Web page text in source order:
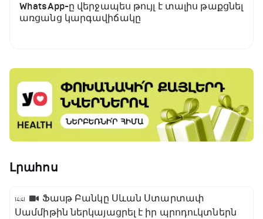
WhatsApp-ը վերջապես թույլ է տալիս թաքցնել
առցանց կարգավիճակը
Լրահոս
14:41
Ֆասթ Բանկը Սևան Ստարտափ
Սամմիթին ներկայացրել է իր պրոդուկտներն